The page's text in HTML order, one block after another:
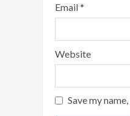
Email*
Website
Save my